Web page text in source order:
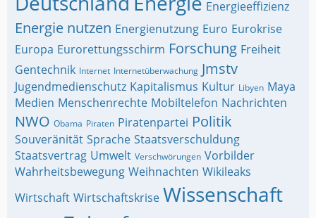
Energieeffizienz
Energie nutzen Energienutzung Euro Eurokrise
Europa Eurorettungsschirm Forschung Freiheit
Gentechnik Internet Internetüberwachung Jmstv
Jugendmedienschutz Kapitalismus Kultur Libyen Maya
Medien Menschenrechte Mobiltelefon Nachrichten
NWO Obama Piraten Piratenpartei Politik
Souveränität Sprache Staatsverschuldung
Staatsvertrag Umwelt Verschwörungen Vorbilder
Wahrheitsbewegung Weihnachten Wikileaks
Wirtschaft Wirtschaftskrise Wissenschaft